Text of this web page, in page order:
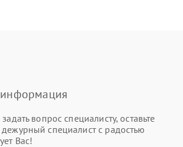
вопрос специалисту, оставьте
специалист с радостью
Вас!